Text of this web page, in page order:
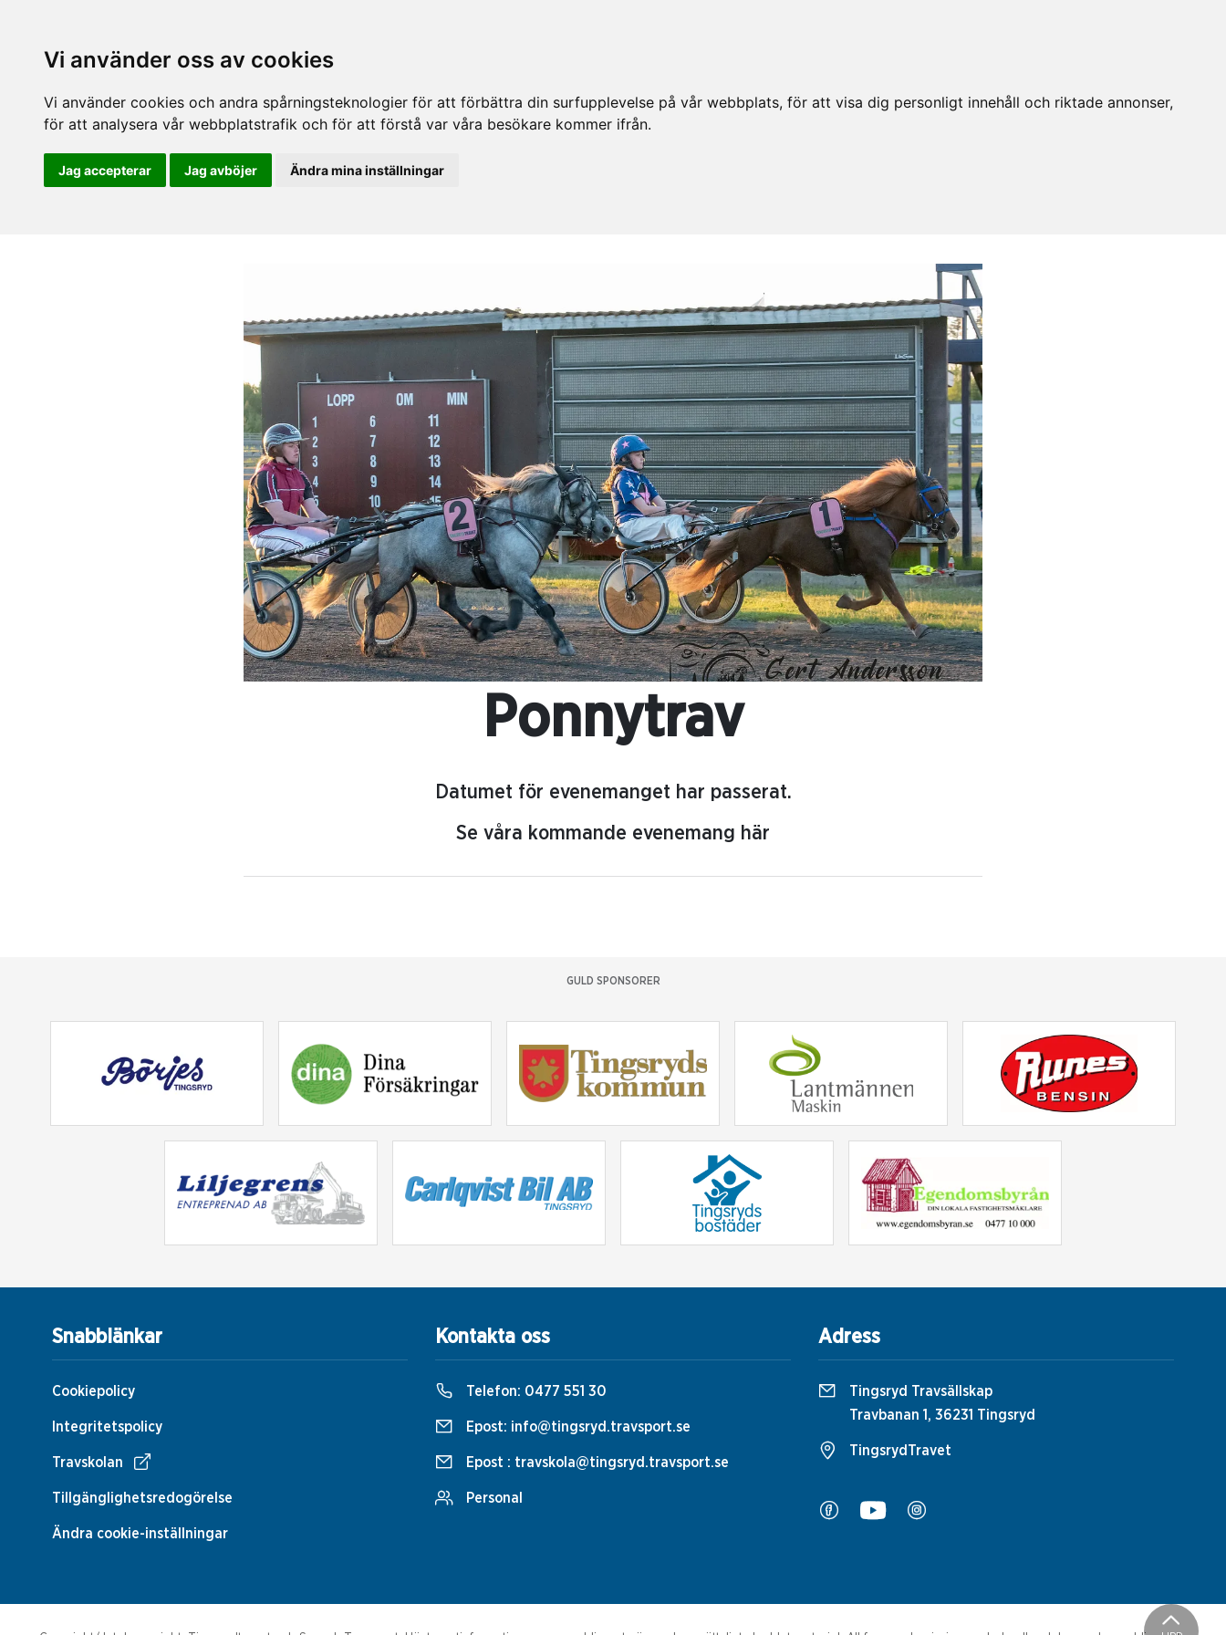
Vi använder oss av cookies
Vi använder cookies och andra spårningsteknologier för att förbättra din surfupplevelse på vår webbplats, för att visa dig personligt innehåll och riktade annonser,
för att analysera vår webbplatstrafik och för att förstå var våra besökare kommer ifrån.
Jag accepterar Jag avböjer Ändra mina inställningar
Ponnytrav
Datumet för evenemanget har passerat.
Se våra kommande evenemang här
GULD SPONSORER
Snabblänkar
Cookiepolicy
Integritetspolicy
Travskolan
Tillgänglighetsredogörelse
Ändra cookie-inställningar
Kontakta oss
Telefon: 0477 551 30
Epost: info@tingsryd.travsport.se
Epost : travskola@tingsryd.travsport.se
Personal
Adress
Tingsryd Travsällskap
Travbanan 1, 36231 Tingsryd
TingsrydTravet